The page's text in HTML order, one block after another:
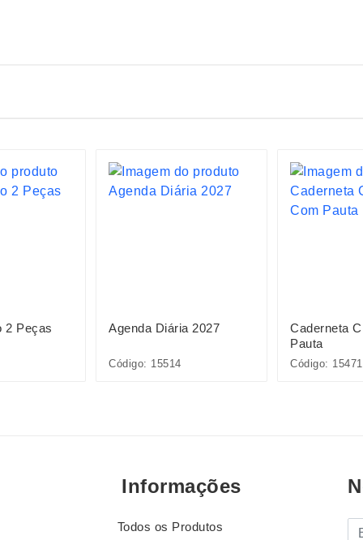
2 Peças Agenda Diária 2027
Código: 15514
Caderneta
Pauta
Código: 15471
Informações
Todos os Produtos